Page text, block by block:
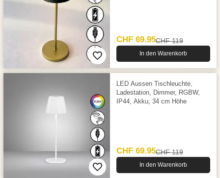
CHF 69.95CHF 119
In den Warenkorb
LED Aussen Tischleuchte,
Ladestation, Dimmer, RGBW,
IP44, Akku, 34 cm Höhe
CHF 69.95CHF 119
In den Warenkorb